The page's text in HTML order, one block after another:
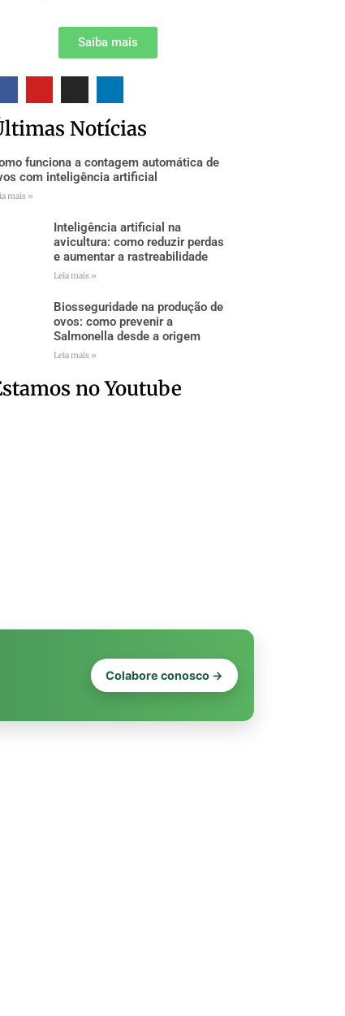
Saiba mais
Notícias
funciona a contagem automática de
com inteligência artificial
mais »
Inteligência artificial na
avicultura: como reduzir perdas
e aumentar a rastreabilidade
Leia mais »
Biosseguridade na produção de
ovos: como prevenir a
Salmonella desde a origem
Leia mais »
no Youtube
Colabore conosco →